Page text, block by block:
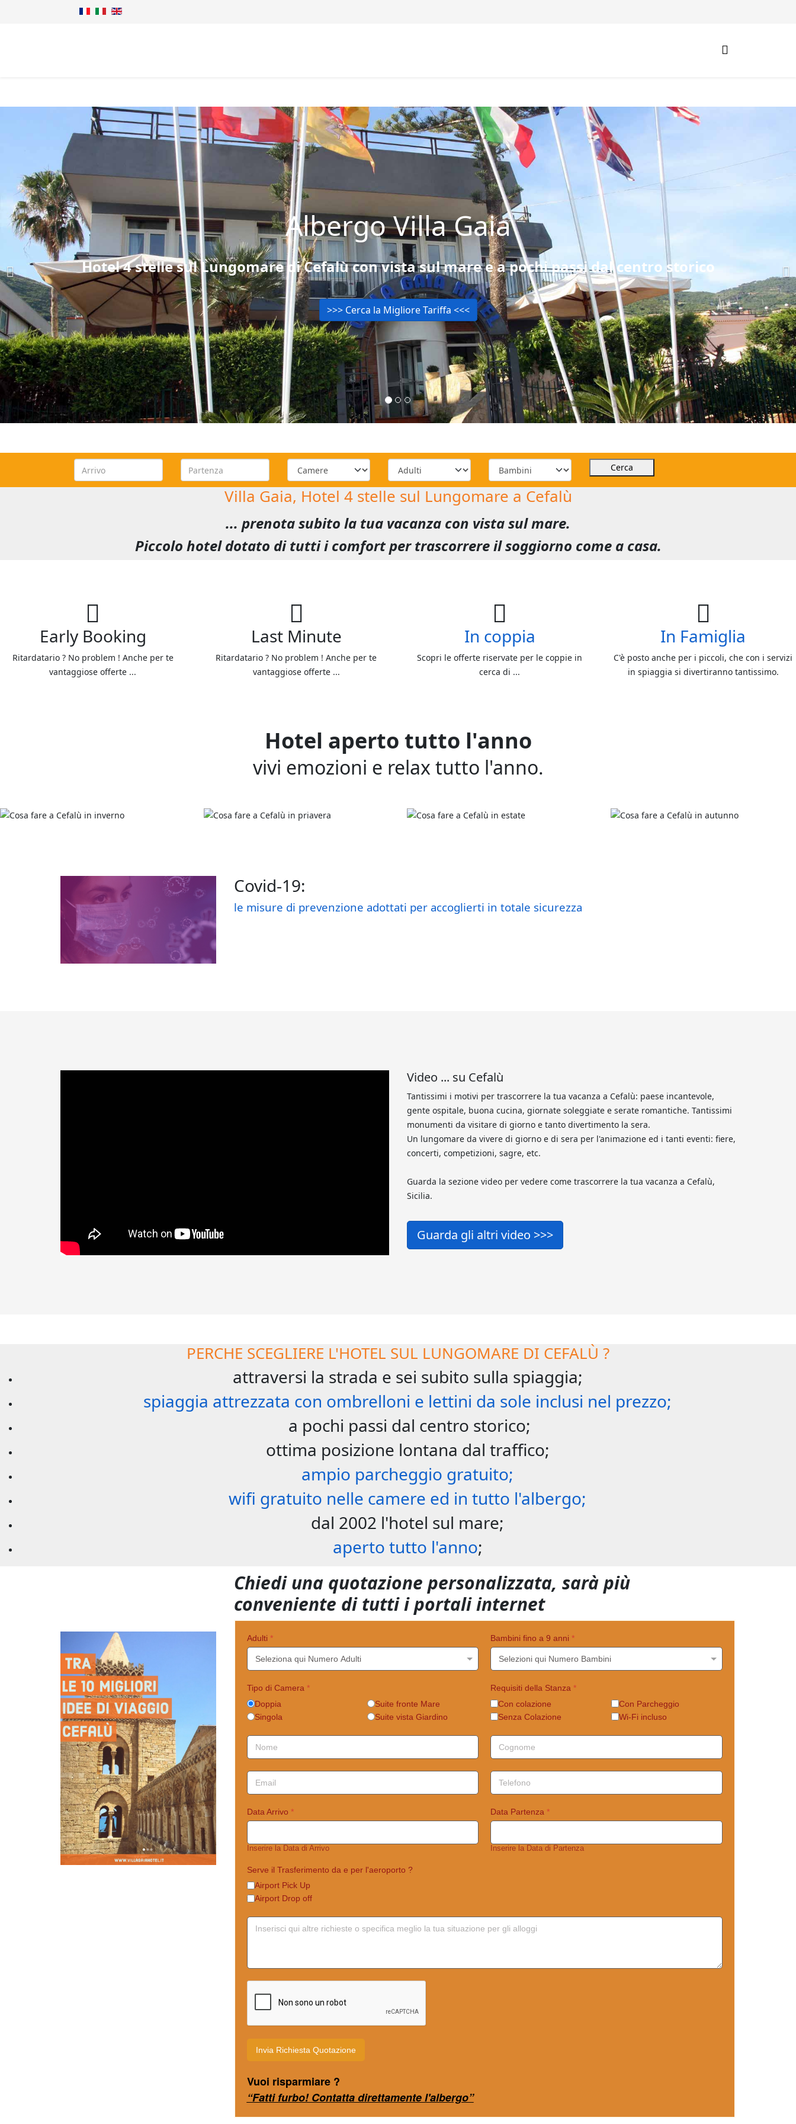
Albergo Villa Gaia
Hotel 4 stelle sul Lungomare di Cefalù con vista sul mare e a pochi passi dal centro storico
>>> Cerca la Migliore Tariffa <<<
Cerca
Villa Gaia, Hotel 4 stelle sul Lungomare a Cefalù
... prenota subito la tua vacanza con vista sul mare.
Piccolo hotel dotato di tutti i comfort per trascorrere il soggiorno come a casa.
Early Booking
Ritardatario ? No problem ! Anche per te
vantaggiose offerte ...
Last Minute
Ritardatario ? No problem ! Anche per te
vantaggiose offerte ...
In coppia
Scopri le offerte riservate per le coppie in
cerca di ...
In Famiglia
C'è posto anche per i piccoli, che con i servizi
in spiaggia si divertiranno tantissimo.
Hotel aperto tutto l'anno
vivi emozioni e relax tutto l'anno.
Covid-19:
le misure di prevenzione adottati per accoglierti in totale sicurezza
Video ... su Cefalù
Tantissimi i motivi per trascorrere la tua vacanza a Cefalù: paese incantevole,
gente ospitale, buona cucina, giornate soleggiate e serate romantiche. Tantissimi
monumenti da visitare di giorno e tanto divertimento la sera.
Un lungomare da vivere di giorno e di sera per l'animazione ed i tanti eventi: fiere,
concerti, competizioni, sagre, etc.
Guarda la sezione video per vedere come trascorrere la tua vacanza a Cefalù,
Sicilia.
Guarda gli altri video >>>
PERCHE SCEGLIERE L'HOTEL SUL LUNGOMARE DI CEFALÙ ?
attraversi la strada e sei subito sulla spiaggia;
spiaggia attrezzata con ombrelloni e lettini da sole inclusi nel prezzo;
a pochi passi dal centro storico;
ottima posizione lontana dal traffico;
ampio parcheggio gratuito;
wifi gratuito nelle camere ed in tutto l'albergo;
dal 2002 l'hotel sul mare;
aperto tutto l'anno;
Chiedi una quotazione personalizzata, sarà più
conveniente di tutti i portali internet
Adulti * Bambini fino a 9 anni*
Tipo di Camera *
Doppia
Suite fronte Mare
Singola
Suite vista Giardino
Requisiti della Stanza*
Con colazione
Con Parcheggio
Senza Colazione
Wi-Fi incluso
Data Arrivo *
Inserire la Data di Arrivo
Data Partenza*
Inserire la Data di Partenza
Serve il Trasferimento da e per l'aeroporto ?
Airport Pick Up
Airport Drop off
Invia Richiesta Quotazione
Vuoi risparmiare ?
“Fatti furbo! Contatta direttamente l'albergo”